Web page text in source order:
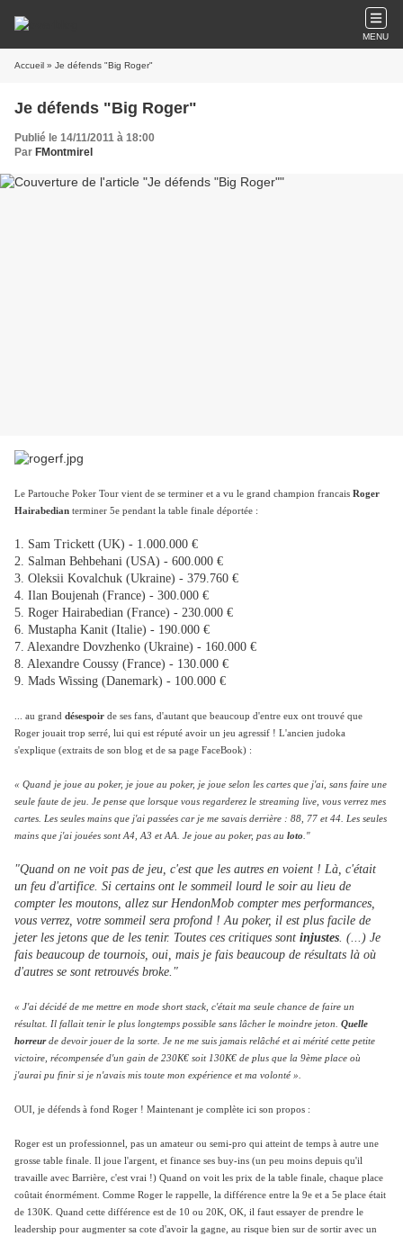
MENU
Accueil » Je défends "Big Roger"
Je défends "Big Roger"
Publié le 14/11/2011 à 18:00
Par FMontmirel
Le Partouche Poker Tour vient de se terminer et a vu le grand champion francais Roger
Hairabedian terminer 5e pendant la table finale déportée :
1. Sam Trickett (UK) - 1.000.000 €
2. Salman Behbehani (USA) - 600.000 €
3. Oleksii Kovalchuk (Ukraine) - 379.760 €
4. Ilan Boujenah (France) - 300.000 €
5. Roger Hairabedian (France) - 230.000 €
6. Mustapha Kanit (Italie) - 190.000 €
7. Alexandre Dovzhenko (Ukraine) - 160.000 €
8. Alexandre Coussy (France) - 130.000 €
9. Mads Wissing (Danemark) - 100.000 €
... au grand désespoir de ses fans, d'autant que beaucoup d'entre eux ont trouvé que
Roger jouait trop serré, lui qui est réputé avoir un jeu agressif ! L'ancien judoka
s'explique (extraits de son blog et de sa page FaceBook) :
« Quand je joue au poker, je joue au poker, je joue selon les cartes que j'ai, sans faire une
seule faute de jeu. Je pense que lorsque vous regarderez le streaming live, vous verrez mes
cartes. Les seules mains que j'ai passées car je me savais derrière : 88, 77 et 44. Les seules
mains que j'ai jouées sont A4, A3 et AA. Je joue au poker, pas au loto ."
"Quand on ne voit pas de jeu, c'est que les autres en voient ! Là, c'était
un feu d'artifice. Si certains ont le sommeil lourd le soir au lieu de
compter les moutons, allez sur HendonMob compter mes performances,
vous verrez, votre sommeil sera profond ! Au poker, il est plus facile de
jeter les jetons que de les tenir. Toutes ces critiques sont injustes. (...) Je
fais beaucoup de tournois, oui, mais je fais beaucoup de résultats là où
d'autres se sont retrouvés broke."
« J'ai décidé de me mettre en mode short stack, c'était ma seule chance de faire un
résultat. Il fallait tenir le plus longtemps possible sans lâcher le moindre jeton. Quelle
horreurde devoir jouer de la sorte. Je ne me suis jamais relâché et ai mérité cette petite
victoire, récompensée d'un gain de 230K€ soit 130K€ de plus que la 9ème place où
j'aurai pu finir si je n'avais mis toute mon expérience et ma volonté ».
OUI, je défends à fond Roger ! Maintenant je complète ici son propos :
Roger est un professionnel, pas un amateur ou semi-pro qui atteint de temps à autre une
grosse table finale. Il joue l'argent, et finance ses buy-ins (un peu moins depuis qu'il
travaille avec Barrière, c'est vrai !) Quand on voit les prix de la table finale, chaque place
coûtait énormément. Comme Roger le rappelle, la différence entre la 9e et a 5e place était
de 130K. Quand cette différence est de 10 ou 20K, OK, il faut essayer de prendre le
leadership pour augmenter sa cote d'avoir la gagne, au risque bien sur de sortir avec un